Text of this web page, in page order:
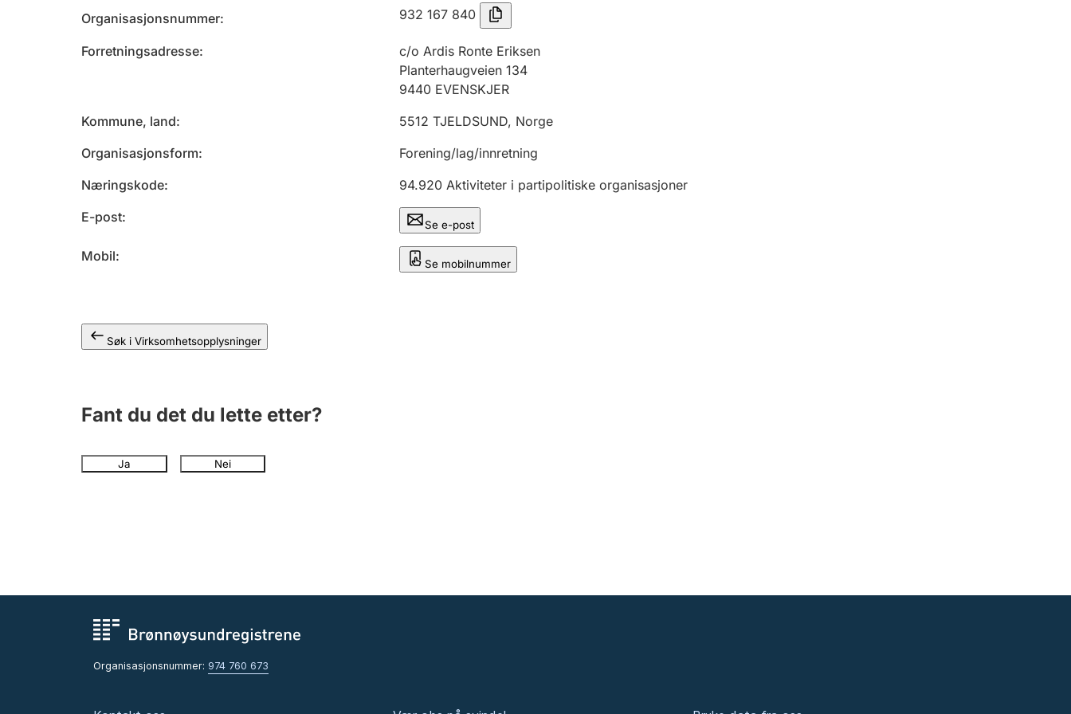
Organisasjonsnummer 932 167 840
Forretningsadresse
c/o Ardis Ronte Eriksen
Planterhaugveien 134
9440 EVENSKJER
Kommune, land
5512 TJELDSUND, Norge
Organisasjonsform
Forening/lag/innretning
Næringskode
94.920 Aktiviteter i partipolitiske organisasjoner
E-post
Se e-post
Mobil Se mobilnummer
Søk i Virksomhetsopplysninger
Fant du det du lette etter?
Ja Nei
Organisasjonsnummer: 974 760 673